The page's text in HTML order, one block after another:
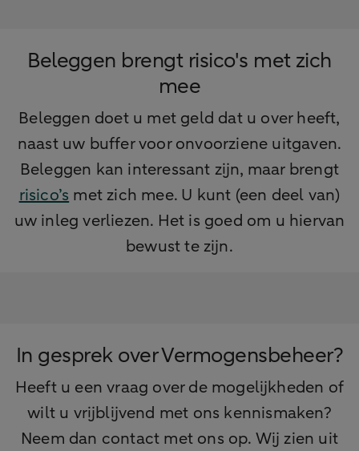
Beleggen brengt risico's met zich
mee
Beleggen doet u met geld dat u over heeft,
naast uw buffer voor onvoorziene uitgaven.
Beleggen kan interessant zijn, maar brengt
risico’s met zich mee. U kunt (een deel van)
uw inleg verliezen. Het is goed om u hiervan
bewust te zijn.
In gesprek over Vermogensbeheer?
Heeft u een vraag over de mogelijkheden of
wilt u vrijblijvend met ons kennismaken?
Neem dan contact met ons op. Wij zien uit